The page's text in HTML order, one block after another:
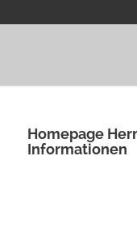
Homepage
Informationen